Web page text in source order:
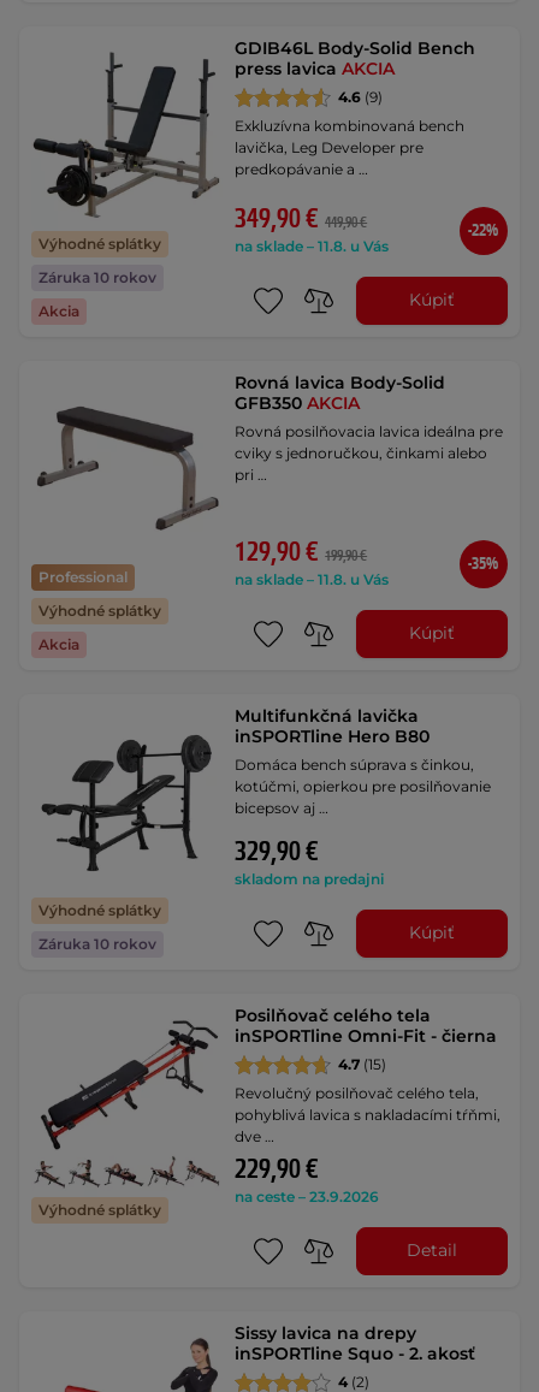
Výhodné splátky
Záruka 10 rokov
Akcia
GDIB46L Body-Solid Bench
press lavicaAKCIA
4.6 (9)
Exkluzívna kombinovaná bench
lavička, Leg Developer pre
predkopávanie a …
349,90 € 449,90 €
na sklade – 11.8. u Vás
-22%
Kúpiť
Professional
Výhodné splátky
Akcia
Rovná lavica Body-Solid
GFB350AKCIA
Rovná posilňovacia lavica ideálna pre
cviky s jednoručkou, činkami alebo
pri …
129,90 € 199,90 €
na sklade – 11.8. u Vás
-35%
Kúpiť
Výhodné splátky
Záruka 10 rokov
Multifunkčná lavička
inSPORTline Hero B80
Domáca bench súprava s činkou,
kotúčmi, opierkou pre posilňovanie
bicepsov aj …
329,90 €
skladom na predajni
Kúpiť
Výhodné splátky
Posilňovač celého tela
inSPORTline Omni-Fit - čierna
4.7 (15)
Revolučný posilňovač celého tela,
pohyblivá lavica s nakladacími tŕňmi,
dve …
229,90 €
na ceste – 23.9.2026
Detail
Sissy lavica na drepy
inSPORTline Squo - 2. akosť
4 (2)